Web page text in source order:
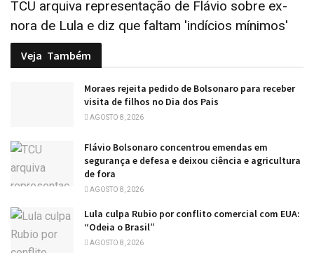
TCU arquiva representação de Flávio sobre ex-
nora de Lula e diz que faltam 'indícios mínimos'
Veja Também
Moraes rejeita pedido de Bolsonaro para receber
visita de filhos no Dia dos Pais
AGOSTO 8, 2026
Flávio Bolsonaro concentrou emendas em
segurança e defesa e deixou ciência e agricultura
de fora
AGOSTO 8, 2026
Lula culpa Rubio por conflito comercial com EUA:
“Odeia o Brasil”
AGOSTO 8, 2026